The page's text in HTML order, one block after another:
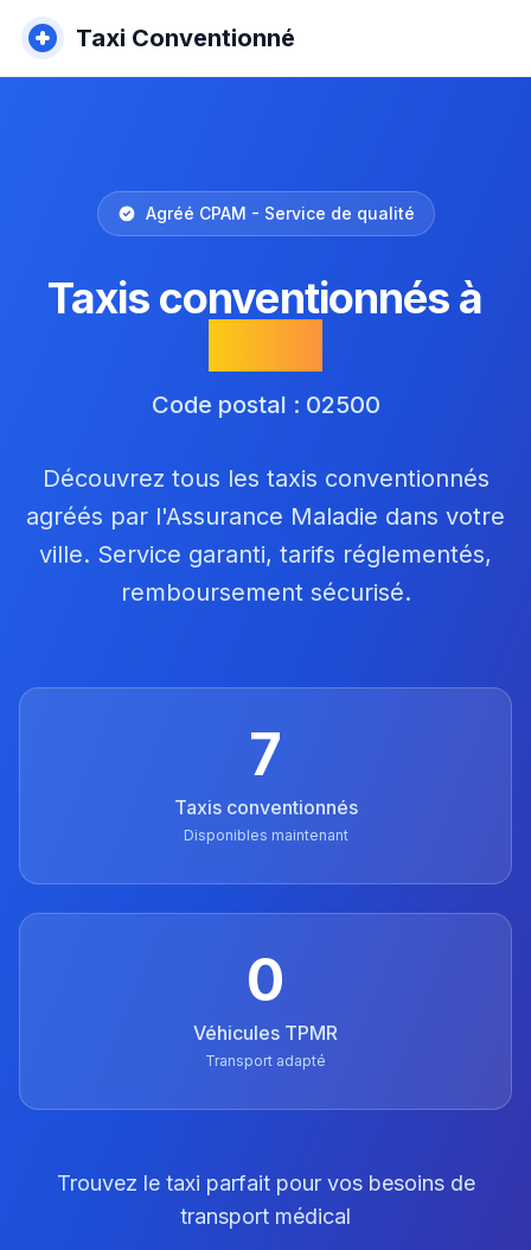
Taxi Conventionné
Agréé CPAM - Service de qualité
Taxis conventionnés à
Code postal : 02500
Découvrez tous les taxis conventionnés
agréés par l'Assurance Maladie dans votre
ville. Service garanti, tarifs réglementés,
remboursement sécurisé.
7
Taxis conventionnés
Disponibles maintenant
0
Véhicules TPMR
Transport adapté
Trouvez le taxi parfait pour vos besoins de
transport médical